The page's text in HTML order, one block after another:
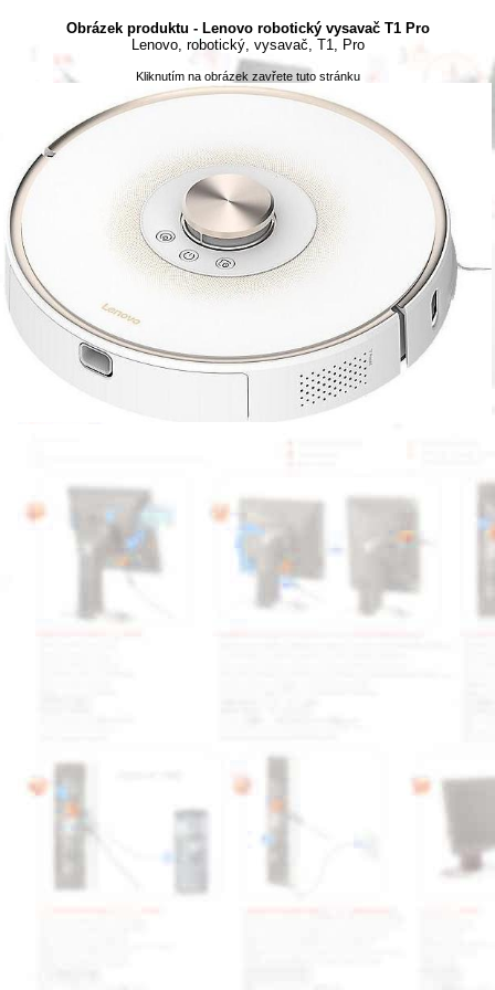
Obrázek produktu - Lenovo robotický vysavač T1 Pro
Lenovo, robotický, vysavač, T1, Pro
Kliknutím na obrázek zavřete tuto stránku